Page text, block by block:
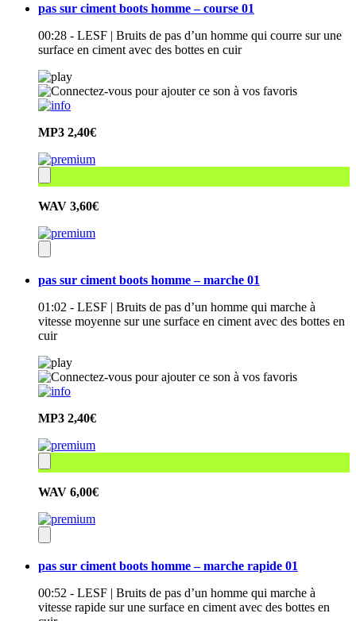
pas sur ciment boots homme – course 01
00:28 - LESF | Bruits de pas d’un homme qui courre sur une
surface en ciment avec des bottes en cuir
MP3 2,40€
WAV 3,60€
pas sur ciment boots homme – marche 01
01:02 - LESF | Bruits de pas d’un homme qui marche à
vitesse moyenne sur une surface en ciment avec des bottes en
cuir
MP3 2,40€
WAV 6,00€
pas sur ciment boots homme – marche rapide 01
00:52 - LESF | Bruits de pas d’un homme qui marche à
vitesse rapide sur une surface en ciment avec des bottes en